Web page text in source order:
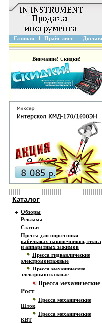
Главная Прайс-лист
Внимание! Скидки!
Каталог
Обзоры
Реклама
Статьи
Пресса для опрессовки
кабельных наконечников, гильз
и аппаратных зажимов
Пресса гидравлические
электромонтажные
Пресса механические
электромонтажные
Пресса механические
Рост
Пресса механические
Шток
Пресса механические
КВТ